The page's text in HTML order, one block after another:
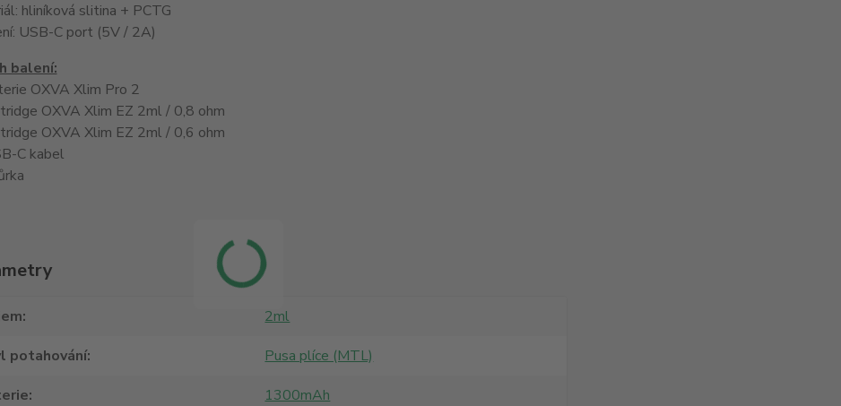
hliníková slitina + PCTG
USB-C port (5V / 2A)
balení:
OXVA Xlim Pro 2
OXVA Xlim EZ 2ml / 0,8 ohm
OXVA Xlim EZ 2ml / 0,6 ohm
C kabel
2ml
potahování
Pusa plíce (MTL)
1300mAh